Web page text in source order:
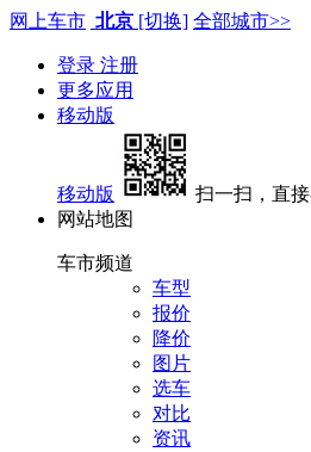
网上车市 北京 [切换] 全部城市>>
登录 注册
更多应用
移动版
移动版
扫一扫，直
网站地图
车市频道
车型
报价
降价
图片
选车
对比
资讯